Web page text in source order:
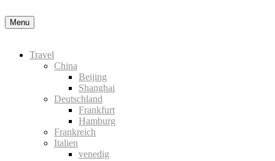
Menu
Travel
China
Beijing
Shanghai
Deutschland
Frankfurt
Hamburg
Frankreich
Italien
venedig